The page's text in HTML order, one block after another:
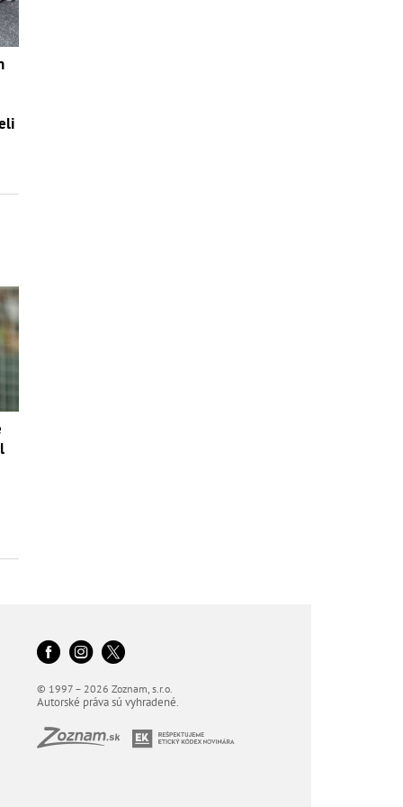
© 1997 – 2026 Zoznam, s.r.o.
Autorské práva sú vyhradené.